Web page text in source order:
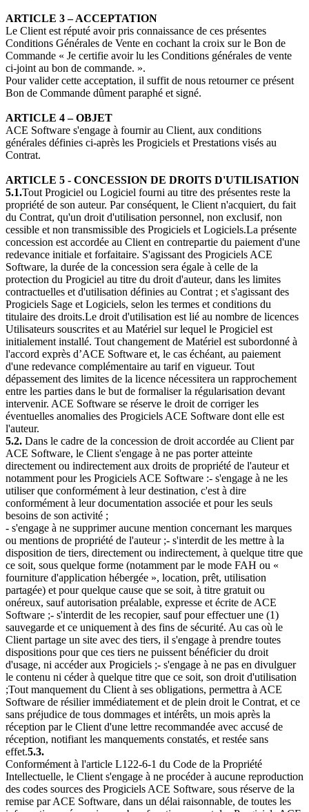
ARTICLE 3 – ACCEPTATION
Le Client est réputé avoir pris connaissance de ces présentes
Conditions Générales de Vente en cochant la croix sur le Bon de
Commande « Je certifie avoir lu les Conditions générales de vente
ci-joint au bon de commande. ».
Pour valider cette acceptation, il suffit de nous retourner ce présent
Bon de Commande dûment paraphé et signé.
ARTICLE 4 – OBJET
ACE Software s'engage à fournir au Client, aux conditions
générales définies ci-après les Progiciels et Prestations visés au
Contrat.
ARTICLE 5 - CONCESSION DE DROITS D'UTILISATION
5.1.Tout Progiciel ou Logiciel fourni au titre des présentes reste la
propriété de son auteur. Par conséquent, le Client n'acquiert, du fait
du Contrat, qu'un droit d'utilisation personnel, non exclusif, non
cessible et non transmissible des Progiciels et Logiciels.La présente
concession est accordée au Client en contrepartie du paiement d'une
redevance initiale et forfaitaire. S'agissant des Progiciels ACE
Software, la durée de la concession sera égale à celle de la
protection du Progiciel au titre du droit d'auteur, dans les limites
contractuelles et d'utilisation définies au Contrat ; et s'agissant des
Progiciels Sage et Logiciels, selon les termes et conditions du
titulaire des droits.Le droit d'utilisation est lié au nombre de licences
Utilisateurs souscrites et au Matériel sur lequel le Progiciel est
initialement installé. Tout changement de Matériel est subordonné à
l'accord exprès d’ACE Software et, le cas échéant, au paiement
d'une redevance complémentaire au tarif en vigueur. Tout
dépassement des limites de la licence nécessitera un rapprochement
entre les parties dans le but de formaliser la régularisation devant
intervenir. ACE Software se réserve le droit de corriger les
éventuelles anomalies des Progiciels ACE Software dont elle est
l'auteur.
5.2. Dans le cadre de la concession de droit accordée au Client par
ACE Software, le Client s'engage à ne pas porter atteinte
directement ou indirectement aux droits de propriété de l'auteur et
notamment pour les Progiciels ACE Software :- s'engage à ne les
utiliser que conformément à leur destination, c'est à dire
conformément à leur documentation associée et pour les seuls
besoins de son activité ;
- s'engage à ne supprimer aucune mention concernant les marques
ou mentions de propriété de l'auteur ;- s'interdit de les mettre à la
disposition de tiers, directement ou indirectement, à quelque titre que
ce soit, sous quelque forme (notamment par le mode FAH ou «
fourniture d'application hébergée », location, prêt, utilisation
partagée) et pour quelque cause que se soit, à titre gratuit ou
onéreux, sauf autorisation préalable, expresse et écrite de ACE
Software ;- s'interdit de les recopier, sauf pour effectuer une (1)
sauvegarde et ce uniquement à des fins de sécurité. Au cas où le
Client partage un site avec des tiers, il s'engage à prendre toutes
dispositions pour que ces tiers ne puissent bénéficier du droit
d'usage, ni accéder aux Progiciels ;- s'engage à ne pas en divulguer
le contenu ni céder à quelque titre que ce soit, son droit d'utilisation
;Tout manquement du Client à ses obligations, permettra à ACE
Software de résilier immédiatement et de plein droit le Contrat, et ce
sans préjudice de tous dommages et intérêts, un mois après la
réception par le Client d'une lettre recommandée avec accusé de
réception, notifiant les manquements constatés, et restée sans
effet.5.3.
Conformément à l'article L122-6-1 du Code de la Propriété
Intellectuelle, le Client s'engage à ne procéder à aucune reproduction
des codes sources des Progiciels ACE Software, sous réserve de la
remise par ACE Software, dans un délai raisonnable, de toutes les